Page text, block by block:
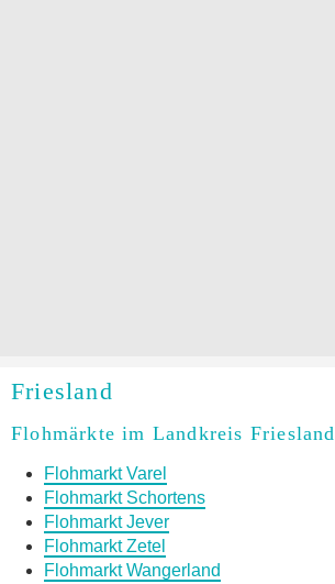
Friesland
Flohmärkte im Landkreis Friesland
Flohmarkt Varel
Flohmarkt Schortens
Flohmarkt Jever
Flohmarkt Zetel
Flohmarkt Wangerland